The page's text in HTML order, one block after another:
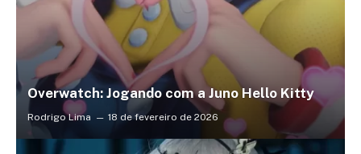
Overwatch: Jogando com a Juno Hello Kitty
Rodrigo Lima 18 de fevereiro de 2026